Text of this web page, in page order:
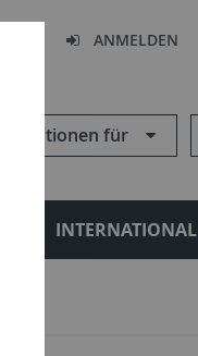
ANMELDEN
für
INTERNATIONAL